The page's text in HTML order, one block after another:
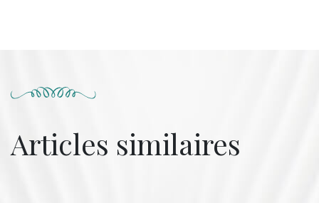
Articles similaires